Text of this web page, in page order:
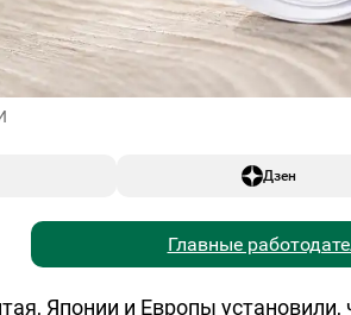
Дзен
Главные
Японии и Европы